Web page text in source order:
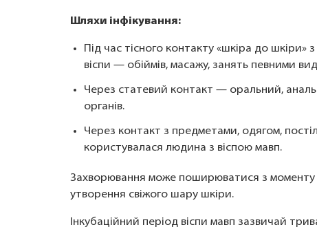
Шляхи інфікування:
Під час тісного контакту «шкіра до
віспи — обіймів, масажу, занять певними
Через статевий контакт — оральний,
органів.
Через контакт з предметами, одягом,
користувалася людина з віспою мавп.
Захворювання може поширюватися з моменту
утворення свіжого шару шкіри.
Інкубаційний період віспи мавп зазвичай